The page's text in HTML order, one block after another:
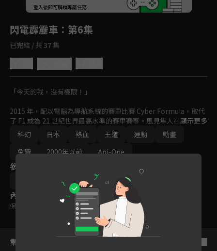
登入後即可解鎖專屬任務
閃電霹靂車 ：第6集
已完結 / 共 37 集
「今天的我，沒有極限！」
2015 年，配以電腦為導航系統的賽車比賽 Cyber Formula，取代
了 F1 成為 21 世紀世界最高水準的賽車賽事。風見隼人在護送父親
生前設計的賽車「阿斯拉（ASURADA）」到往日本富士岡賽車場
途中受到不知名的攻擊，危急之下被迫駕駛「阿斯拉」，卻因此被
系統記錄為唯一賽車手，從此展開閃電霹靂車史上最年輕的冠軍傳
顯示更多
科幻
日本 熱血 王道 運動
動畫
免費
2000年以前 Ani-One
參與演員
內容標籤
保護級
集數列表